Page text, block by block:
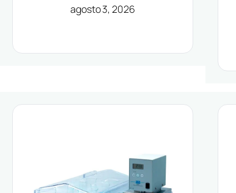
agosto 3, 2026